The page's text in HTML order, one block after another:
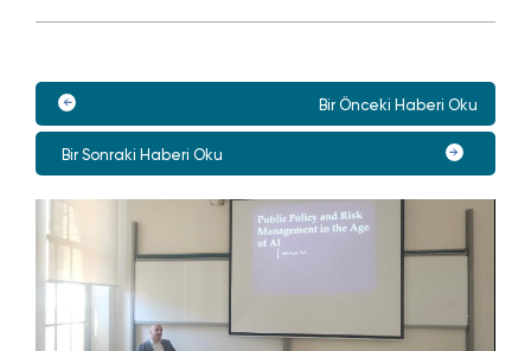
Bir Önceki Haberi Oku
Bir Sonraki Haberi Oku